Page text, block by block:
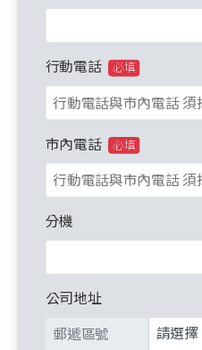
行動電話 必填
市內電話 必填
分機
公司地址